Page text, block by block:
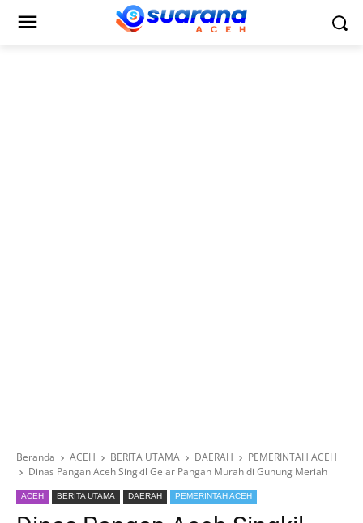
Beranda ACEH BERITA UTAMA DAERAH
PEMERINTAH ACEH
Dinas Pangan Aceh Singkil Gelar Pangan Murah di Gunung Meriah
ACEH BERITA UTAMA DAERAH PEMERINTAH ACEH